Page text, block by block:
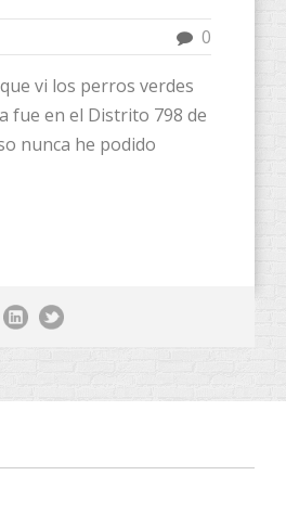
0
vi los perros verdes
fue en el Distrito 798 de
nunca he podido